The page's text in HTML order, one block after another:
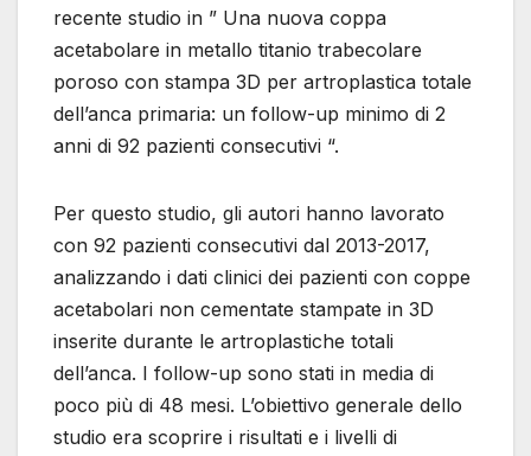
recente studio in ” Una nuova coppa
acetabolare in metallo titanio trabecolare
poroso con stampa 3D per artroplastica totale
dell’anca primaria: un follow-up minimo di 2
anni di 92 pazienti consecutivi “.
Per questo studio, gli autori hanno lavorato
con 92 pazienti consecutivi dal 2013-2017,
analizzando i dati clinici dei pazienti con coppe
acetabolari non cementate stampate in 3D
inserite durante le artroplastiche totali
dell’anca. I follow-up sono stati in media di
poco più di 48 mesi. L’obiettivo generale dello
studio era scoprire i risultati e i livelli di